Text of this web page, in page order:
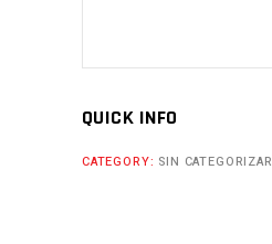
QUICK INFO
CATEGORY: SIN CATEGORIZAR